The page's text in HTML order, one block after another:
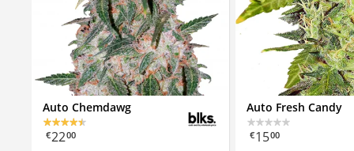
Auto Chemdawg
€2200
Auto Fresh Candy
€1500